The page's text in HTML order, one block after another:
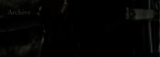
Archive